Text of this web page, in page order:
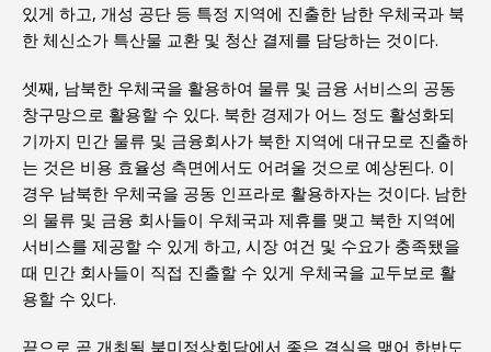
있게 하고, 개성 공단 등 특정 지역에 진출한 남한 우체국과 북
한 체신소가 특산물 교환 및 청산 결제를 담당하는 것이다.
셋째, 남북한 우체국을 활용하여 물류 및 금융 서비스의 공동
창구망으로 활용할 수 있다. 북한 경제가 어느 정도 활성화되
기까지 민간 물류 및 금융회사가 북한 지역에 대규모로 진출하
는 것은 비용 효율성 측면에서도 어려울 것으로 예상된다. 이
경우 남북한 우체국을 공동 인프라로 활용하자는 것이다. 남한
의 물류 및 금융 회사들이 우체국과 제휴를 맺고 북한 지역에
서비스를 제공할 수 있게 하고, 시장 여건 및 수요가 충족됐을
때 민간 회사들이 직접 진출할 수 있게 우체국을 교두보로 활
용할 수 있다.
끝으로 곧 개최될 북미정상회담에서 좋은 결실을 맺어 한반도